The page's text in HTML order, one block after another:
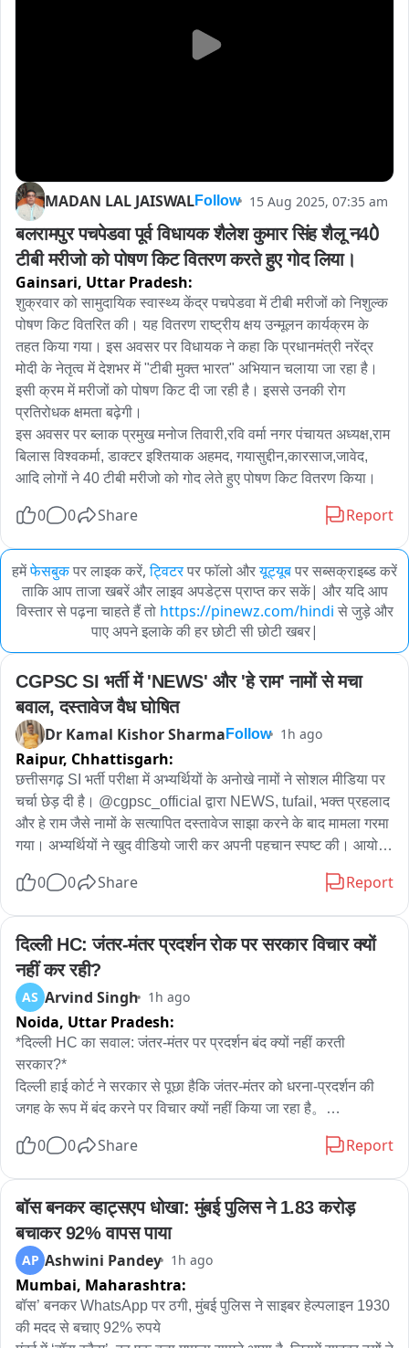
MADAN LAL JAISWALFollow 15 Aug 2025, 07:35 am
बलरामपुर पचपेडवा पूर्व विधायक शैलेश कुमार सिंह शैलू न40े
टीबी मरीजो को पोषण किट वितरण करते हुए गोद लिया।
Gainsari, Uttar Pradesh:
शुक्रवार को सामुदायिक स्वास्थ्य केंद्र पचपेडवा में टीबी मरीजों को निशुल्क
पोषण किट वितरित की। यह वितरण राष्ट्रीय क्षय उन्मूलन कार्यक्रम के
तहत किया गया। इस अवसर पर विधायक ने कहा कि प्रधानमंत्री नरेंद्र
मोदी के नेतृत्व में देशभर में "टीबी मुक्त भारत" अभियान चलाया जा रहा है।
इसी क्रम में मरीजों को पोषण किट दी जा रही है। इससे उनकी रोग
प्रतिरोधक क्षमता बढ़ेगी।
इस अवसर पर ब्लाक प्रमुख मनोज तिवारी,रवि वर्मा नगर पंचायत अध्यक्ष,राम
बिलास विश्वकर्मा, डाक्टर इश्तियाक अहमद, गयासुद्दीन,कारसाज,जावेद,
आदि लोगों ने 40 टीबी मरीजो को गोद लेते हुए पोषण किट वितरण किया।
0 0 Share Report
हमेंफेसबुकपर लाइक करें, ट्विटरपर फॉलो औरयूट्यूबपर सब्सक्राइब्ड करें
ताकि आप ताजा खबरें और लाइव अपडेट्स प्राप्त कर सकें| और यदि आप
विस्तार से पढ़ना चाहते हैं तो https://pinewz.com/hindi से जुड़े और
पाए अपने इलाके की हर छोटी सी छोटी खबर|
CGPSC SI भर्ती में 'NEWS' और 'हे राम' नामों से मचा
बवाल, दस्तावेज वैध घोषित
Dr Kamal Kishor Sharma Follow 1h ago
Raipur, Chhattisgarh:
छत्तीसगढ़ SI भर्ती परीक्षा में अभ्यर्थियों के अनोखे नामों ने सोशल मीडिया पर
चर्चा छेड़ दी है। @cgpsc_official द्वारा NEWS, tufail, भक्त प्रहलाद
और हे राम जैसे नामों के सत्यापित दस्तावेज साझा करने के बाद मामला गरमा
गया। अभ्यर्थियों ने खुद वीडियो जारी कर अपनी पहचान स्पष्ट की। आयोग
HeyRam, SpaceRani समेत सभी साथियों को अब मेंस की तैयारी के
0 0 Share Report
दिल्ली HC: जंतर-मंतर प्रदर्शन रोक पर सरकार विचार क्यों
नहीं कर रही?
AS Arvind Singh 1h ago
Noida, Uttar Pradesh:
*दिल्ली HC का सवाल: जंतर-मंतर पर प्रदर्शन बंद क्यों नहीं करती
सरकार?*
दिल्ली हाई कोर्ट ने सरकार से पूछा हैकि जंतर-मंतर को धरना-प्रदर्शन की
जगह के रूप में बंद करने पर विचार क्यों नहीं किया जा रहा है。
जस्टिस अमित महाजन ने कहा कि मेरी व्यक्तिगत राय में जंतर-मंतर या शहर
होती है। विरोध-प्रदर्शनों की वजह से सड़कें जाम हो जाती हैं, एंबुलेंस की
आवाजाही प्रभावित होती है और आम लोगों के कामकाज में बाधा आती है।
यह एक तरह से पूरे शहर को बंधक बनाने जैसा है।
हालांकि, उन्होंने यह भी स्पष्ट किया कि प्रदर्शन की अनुमति देना या न देना
सरकार का काम है। अदालत इस संबंध में कोई फैसला नहीं दे रही है।
0 0 Share Report
बॉस बनकर व्हाट्सएप धोखा: मुंबई पुलिस ने 1.83 करोड़
बचाकर 92% वापस पाया
AP Ashwini Pandey 1h ago
Mumbai, Maharashtra:
बॉस’ बनकर WhatsApp पर ठगी, मुंबई पुलिस ने साइबर हेल्पलाइन 1930
की मदद से बचाए 92% रुपये